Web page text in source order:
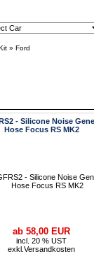
» Ford
- Silicone Noise
Hose Focus RS MK2
ab 58,00 EUR
incl. 20 % UST
exkl. Versandkosten